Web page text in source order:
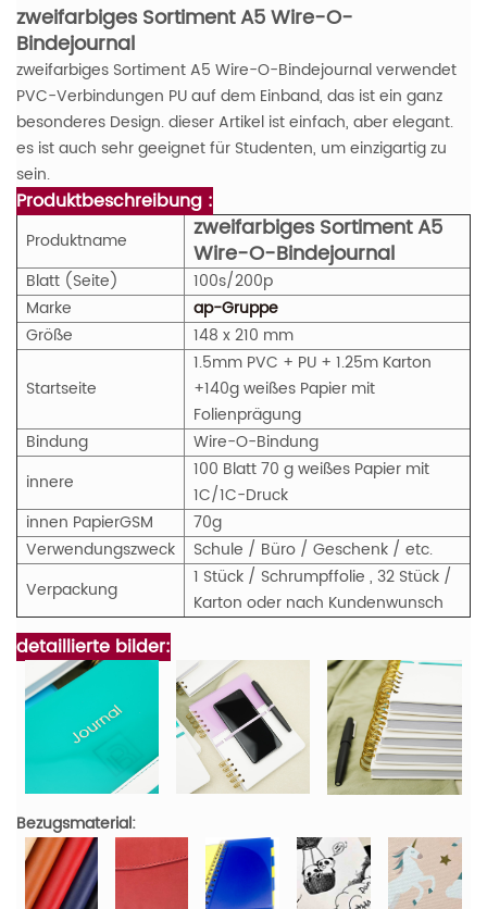
zweifarbiges Sortiment A5 Wire-O-
Bindejournal
zweifarbiges Sortiment A5 Wire-O-Bindejournal verwendet
PVC-Verbindungen PU auf dem Einband, das ist ein ganz
besonderes Design. dieser Artikel ist einfach, aber elegant.
es ist auch sehr geeignet für Studenten, um einzigartig zu
sein.
Produktbeschreibung :
Produktname
zweifarbiges Sortiment A5
Wire-O-Bindejournal
Blatt (Seite)
100s/200p
Marke
ap-Gruppe
Größe
148 x 210 mm
Startseite
1.5mm PVC + PU + 1.25m Karton
+140g weißes Papier mit
Folienprägung
Bindung
Wire-O-Bindung
innere
100 Blatt 70 g weißes Papier mit
1C/1C-Druck
innen PapierGSM
70g
Verwendungszweck
Schule / Büro / Geschenk / etc.
Verpackung
1 Stück / Schrumpffolie , 32 Stück /
Karton oder nach Kundenwunsch
detaillierte bilder:
Bezugsmaterial: